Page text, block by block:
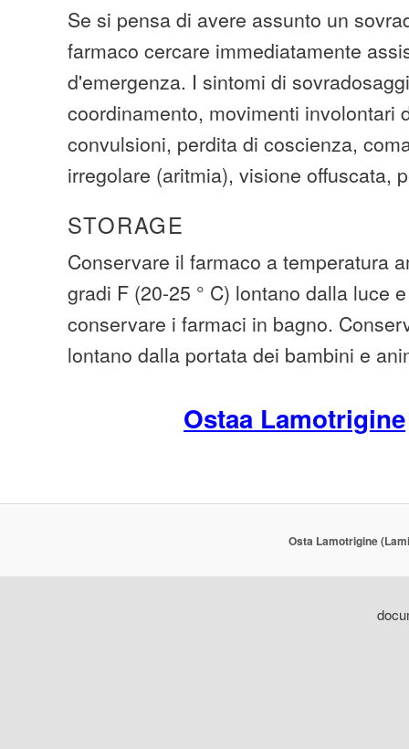
Se si pensa di avere assunto un
farmaco cercare immediatamente
d'emergenza. I sintomi di
coordinamento, movimenti involontari
convulsioni, perdita di coscienza,
irregolare (aritmia), visione offuscata,
STORAGE
Conservare il farmaco a temperatura
gradi F (20-25 ° C) lontano dalla luce
conservare i farmaci in bagno.
lontano dalla portata dei bambini e
Ostaa Lamotrigine
Osta Lamotrigine